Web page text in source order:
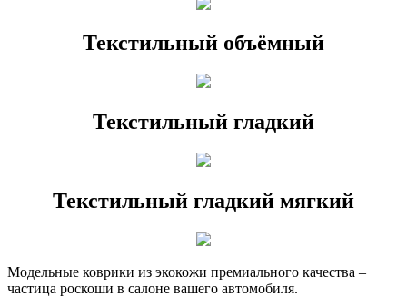
Текстильный объёмный
Текстильный гладкий
Текстильный гладкий мягкий
Модельные коврики из экокожи премиального качества –
частица роскоши в салоне вашего автомобиля.